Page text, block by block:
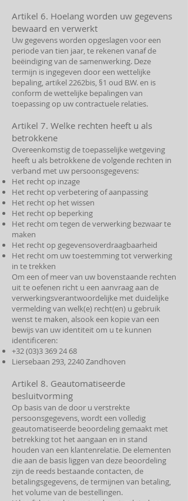
Artikel 6. Hoelang worden uw gegevens
bewaard en verwerkt
Uw gegevens worden opgeslagen voor een
periode van tien jaar, te rekenen vanaf de
beëindiging van de samenwerking. Deze
termijn is ingegeven door een wettelijke
bepaling, artikel 2262bis, §1 oud B.W. en is
conform de wettelijke bepalingen van
toepassing op uw contractuele relaties.
Artikel 7. Welke rechten heeft u als
betrokkene
Overeenkomstig de toepasselijke wetgeving
heeft u als betrokkene de volgende rechten in
verband met uw persoonsgegevens:
Het recht op inzage
Het recht op verbetering of aanpassing
Het recht op het wissen
Het recht op beperking
Het recht om tegen de verwerking bezwaar te
maken
Het recht op gegevensoverdraagbaarheid
Het recht om uw toestemming tot verwerking
in te trekken
Om een of meer van uw bovenstaande rechten
uit te oefenen richt u een aanvraag aan de
verwerkingsverantwoordelijke met duidelijke
vermelding van welk(e) recht(en) u gebruik
wenst te maken, alsook een kopie van een
bewijs van uw identiteit om u te kunnen
identificeren:
+32 (03)3 369 24 68
Liersebaan 293, 2240 Zandhoven
Artikel 8. Geautomatiseerde
besluitvorming
Op basis van de door u verstrekte
persoonsgegevens, wordt een volledig
geautomatiseerde beoordeling gemaakt met
betrekking tot het aangaan en in stand
houden van een klantenrelatie. De elementen
die aan de basis liggen van deze beoordeling
zijn de reeds bestaande contacten, de
betalingsgegevens, de termijnen van betaling,
het volume van de bestellingen.